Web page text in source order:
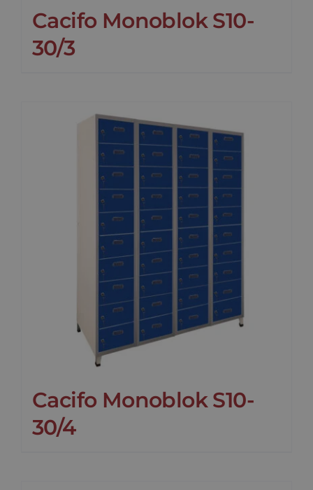
Cacifo Monoblok S10-
30/3
Cacifo Monoblok S10-
30/4